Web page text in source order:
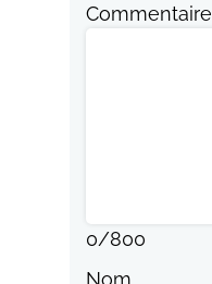
Commentaire
0/800
Nom